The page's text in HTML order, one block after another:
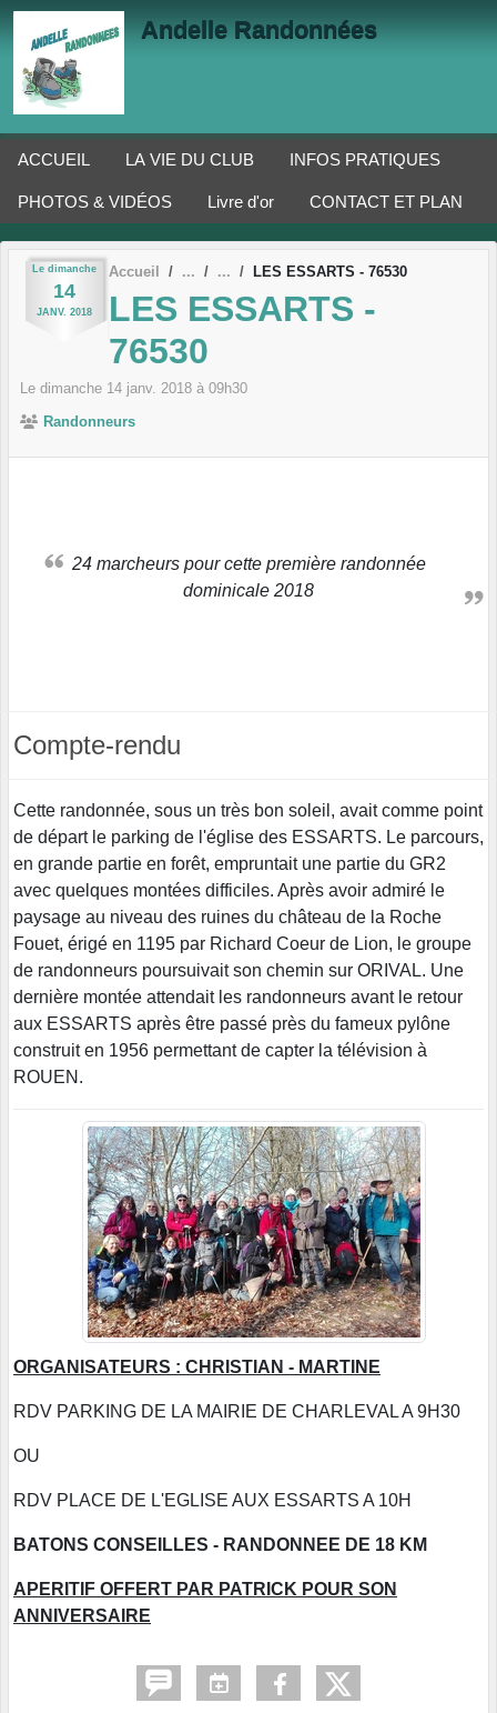
Andelle Randonnées
ACCUEIL LA VIE DU CLUB INFOS PRATIQUES
PHOTOS & VIDÉOS Livre d'or CONTACT ET PLAN
Le dimanche
14
JANV. 2018
Accueil LES ESSARTS - 76530
LES ESSARTS -
76530
Le dimanche 14 janv. 2018 à 09h30
Randonneurs
24 marcheurs pour cette première randonnée
dominicale 2018
Compte-rendu
Cette randonnée, sous un très bon soleil, avait comme point
de départ le parking de l'église des ESSARTS. Le parcours,
en grande partie en forêt, empruntait une partie du GR2
avec quelques montées difficiles. Après avoir admiré le
paysage au niveau des ruines du château de la Roche
Fouet, érigé en 1195 par Richard Coeur de Lion, le groupe
de randonneurs poursuivait son chemin sur ORIVAL. Une
dernière montée attendait les randonneurs avant le retour
aux ESSARTS après être passé près du fameux pylône
construit en 1956 permettant de capter la télévision à
ROUEN.
ORGANISATEURS : CHRISTIAN - MARTINE
RDV PARKING DE LA MAIRIE DE CHARLEVAL A 9H30
OU
RDV PLACE DE L'EGLISE AUX ESSARTS A 10H
BATONS CONSEILLES - RANDONNEE DE 18 KM
APERITIF OFFERT PAR PATRICK POUR SON
ANNIVERSAIRE
Panneau de gestion des cookies